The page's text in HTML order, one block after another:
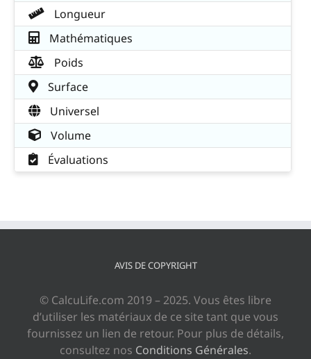
Longueur
Mathématiques
Poids
Surface
Universel
Volume
Évaluations
AVIS DE COPYRIGHT
© CalcuLife.com 2019 – 2025. Vous êtes libre
d’utiliser les matériaux de ce site tant que vous
fournissez un lien de retour. Pour plus de détails,
consultez nos Conditions Générales.